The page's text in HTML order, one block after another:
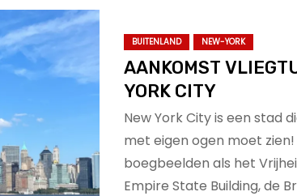
BUITENLAND NEW-YORK
AANKOMST
YORK CITY
New York City is een stad
met eigen ogen moet
boegbeelden als het
Empire State Building, de